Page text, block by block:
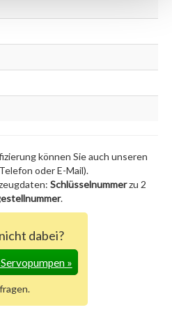
können Sie auch unseren
oder E-Mail).
Schlüsselnummerzu 2
.
dabei?
»